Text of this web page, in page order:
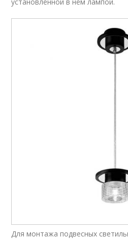
Для монтажа подвесных